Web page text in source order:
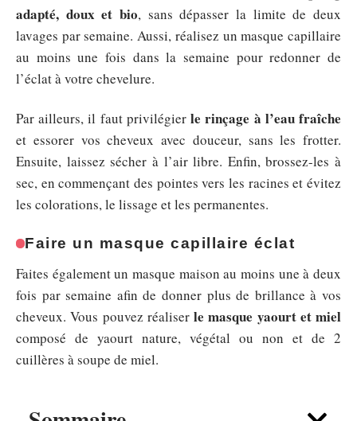
adapté, doux et bio, sans dépasser la limite de deux
lavages par semaine. Aussi, réalisez un masque capillaire
au moins une fois dans la semaine pour redonner de
l’éclat à votre chevelure.
Par ailleurs, il faut privilégierle rinçage à l’eau fraîche
et essorer vos cheveux avec douceur, sans les frotter.
Ensuite, laissez sécher à l’air libre. Enfin, brossez-les à
sec, en commençant des pointes vers les racines et évitez
les colorations, le lissage et les permanentes.
Faire un masque capillaire éclat
Faites également un masque maison au moins une à deux
fois par semaine afin de donner plus de brillance à vos
cheveux. Vous pouvez réaliser le masque yaourt et miel
composé de yaourt nature, végétal ou non et de 2
cuillères à soupe de miel.